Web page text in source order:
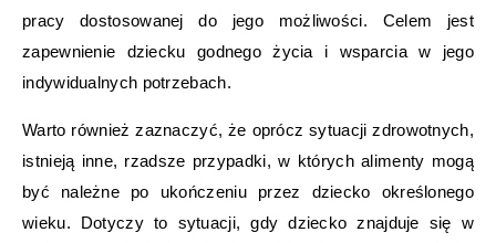
pracy dostosowanej do jego możliwości. Celem jest
zapewnienie dziecku godnego życia i wsparcia w jego
indywidualnych potrzebach.
Warto również zaznaczyć, że oprócz sytuacji zdrowotnych,
istnieją inne, rzadsze przypadki, w których alimenty mogą
być należne po ukończeniu przez dziecko określonego
wieku. Dotyczy to sytuacji, gdy dziecko znajduje się w